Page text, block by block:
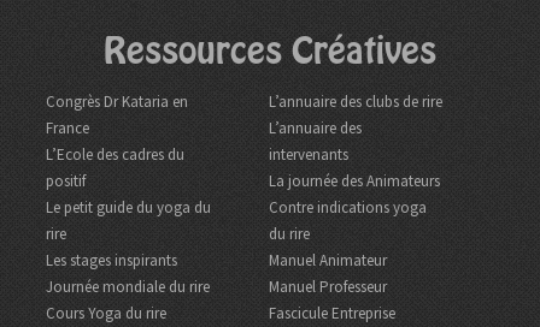
Ressources Créatives
Congrès Dr Kataria en
France
L’Ecole des cadres du
positif
Le petit guide du yoga du
rire
Les stages inspirants
Journée mondiale du rire
Cours Yoga du rire
L’annuaire des clubs de rire
L’annuaire des
intervenants
La journée des Animateurs
Contre indications yoga
du rire
Manuel Animateur
Manuel Professeur
Fascicule Entreprise